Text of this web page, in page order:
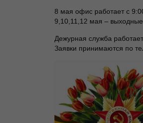
8 мая офис работает с
9,10,11,12 мая –
Дежурная служба
Заявки принимаются по